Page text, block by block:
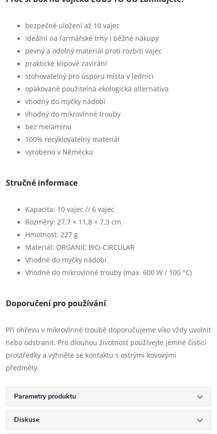
bezpečné uložení až 10 vajec
ideální na farmářské trhy i běžné nákupy
pevný a odolný materiál proti rozbití vajec
praktické klipové zavírání
stohovatelný pro úsporu místa v lednici
opakovaně použitelná ekologická alternativa
vhodný do myčky nádobí
vhodný do mikrovlnné trouby
bez melaminu
100% recyklovatelný materiál
vyrobeno v Německu
Stručné informace
Kapacita: 10 vajec // 6 vajec
Rozměry: 27,7 × 11,8 × 7,3 cm
Hmotnost: 227 g
Materiál: ORGANIC BIO-CIRCULAR
Vhodné do myčky nádobí
Vhodné do mikrovlnné trouby (max. 600 W / 100 °C)
Doporučení pro používání
Při ohřevu v mikrovlnné troubě doporučujeme víko vždy uvolnit
nebo odstranit. Pro dlouhou životnost používejte jemné čisticí
prostředky a vyhněte se kontaktu s ostrými kovovými
předměty.
Parametry produktu
Diskuse